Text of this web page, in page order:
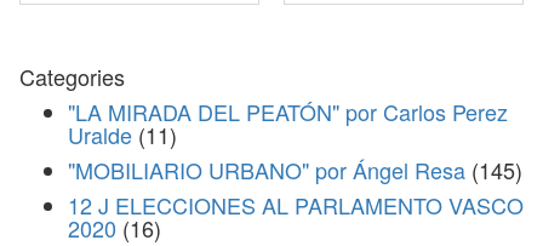
Categories
"LA MIRADA DEL PEATÓN" por Carlos Perez
Uralde (11)
"MOBILIARIO URBANO" por Ángel Resa (145)
12 J ELECCIONES AL PARLAMENTO VASCO
2020 (16)